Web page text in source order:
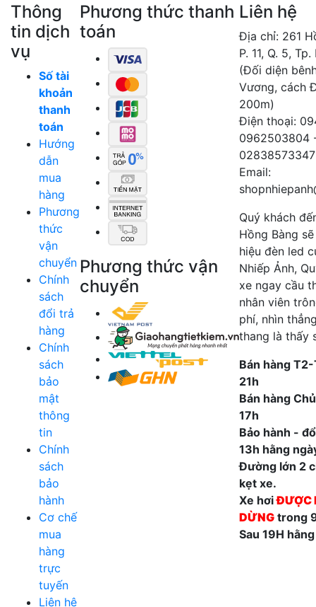
Thông
tin dịch
vụ
Số tài
khoản
thanh
toán
Hướng
dẫn
mua
hàng
Phương
thức
vận
chuyển
Chính
sách
đổi trả
hàng
Chính
sách
bảo
mật
thông
tin
Chính
sách
bảo
hành
Cơ chế
mua
hàng
trực
tuyến
Liên hệ
Phương thức thanh
toán
Phương thức vận
chuyển
Liên hệ
Địa chỉ: 261
P. 11, Q. 5,
(Đối diện
Vương, cách
200m)
Điện thoại:
0962503804
02838573347
Email:
Quý khách
Hồng Bàng
hiệu đèn led
Nhiếp Ảnh,
xe ngay cầu
nhân viên
phí, nhìn
thang là thấy
Bán hàng
21h
Bán hàng
17h
Bảo hành -
13h hằng
Đường lớn 2
kẹt xe.
Xe hơiĐƯỢC
DỪNG trong
Sau 19H